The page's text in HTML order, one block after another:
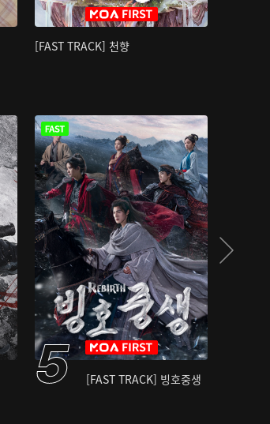
[FAST TRACK] 천향
[FAST TRACK] 빙호중생